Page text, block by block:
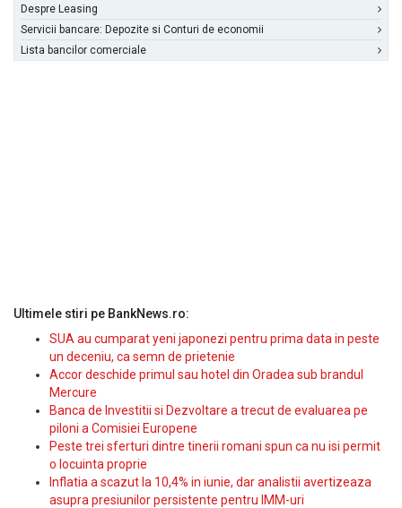
Despre Leasing
Servicii bancare: Depozite si Conturi de economii
Lista bancilor comerciale
Ultimele stiri pe BankNews.ro:
SUA au cumparat yeni japonezi pentru prima data in peste
un deceniu, ca semn de prietenie
Accor deschide primul sau hotel din Oradea sub brandul
Mercure
Banca de Investitii si Dezvoltare a trecut de evaluarea pe
piloni a Comisiei Europene
Peste trei sferturi dintre tinerii romani spun ca nu isi permit
o locuinta proprie
Inflatia a scazut la 10,4% in iunie, dar analistii avertizeaza
asupra presiunilor persistente pentru IMM-uri